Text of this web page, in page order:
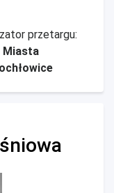
przetargu:
Miasta